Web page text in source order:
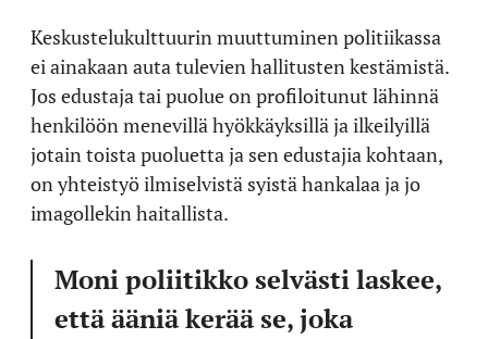
Keskustelukulttuurin muuttuminen politiikassa
ei ainakaan auta tulevien hallitusten kestämistä.
Jos edustaja tai puolue on profiloitunut lähinnä
henkilöön menevillä hyökkäyksillä ja ilkeilyillä
jotain toista puoluetta ja sen edustajia kohtaan,
on yhteistyö ilmiselvistä syistä hankalaa ja jo
imagollekin haitallista.
Moni poliitikko selvästi laskee,
että ääniä kerää se, joka